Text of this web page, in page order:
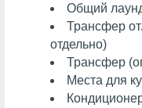
Общий
Трансфер
отдельно)
Трансфер
Места для